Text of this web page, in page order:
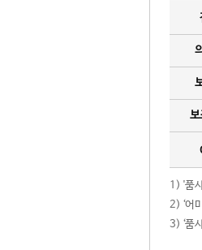
보
1) '품
2) ‘어
3) ‘품